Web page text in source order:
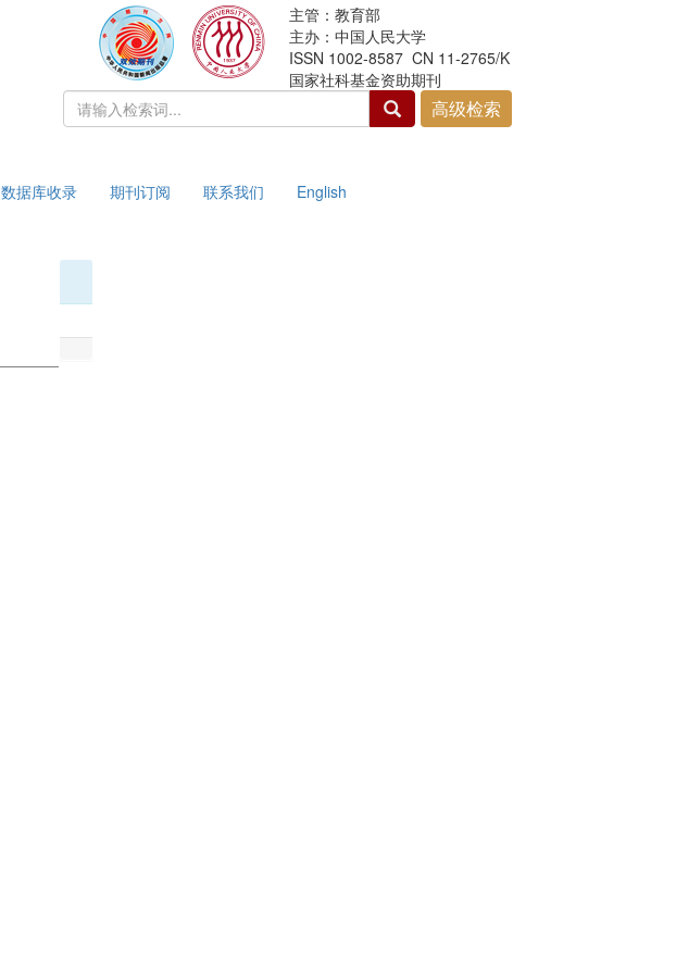
主管：教育部
主办：中国人民大学
ISSN 1002-8587 CN 11-2765/K
国家社科基金资助期刊
数据库收录 期刊订阅 联系我们 English